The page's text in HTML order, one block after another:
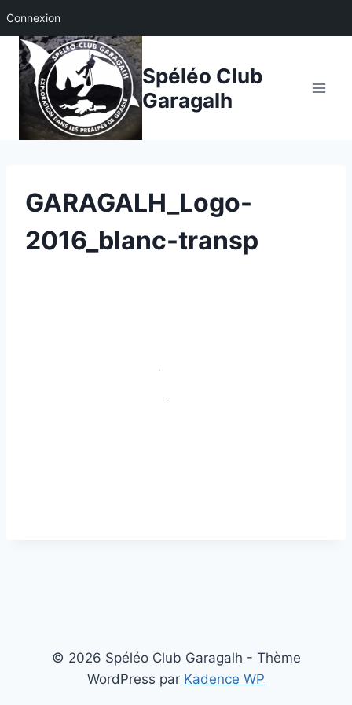
Connexion
Aller
contenu
Spéléo Club
Garagalh
GARAGALH_Logo-
2016_blanc-transp
© 2026 Spéléo Club Garagalh - Thème
WordPress par Kadence WP